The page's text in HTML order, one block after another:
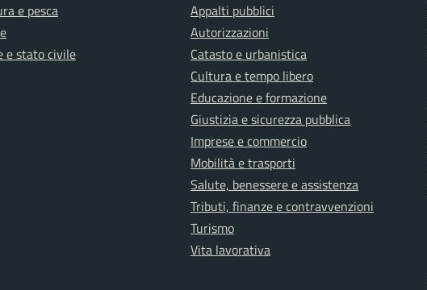
e pesca
e stato civile
Appalti pubblici
Autorizzazioni
Catasto e urbanistica
Cultura e tempo libero
Educazione e formazione
Giustizia e sicurezza pubblica
Imprese e commercio
Mobilità e trasporti
Salute, benessere e assistenza
Tributi, finanze e contravvenzioni
Turismo
Vita lavorativa